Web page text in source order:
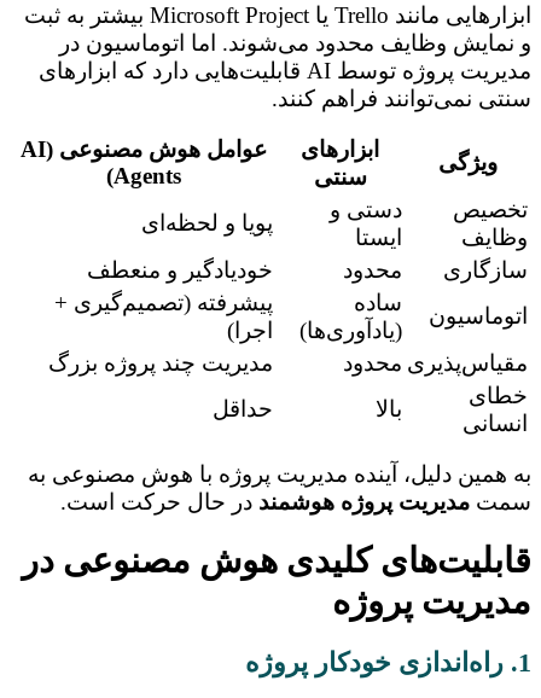
ابزارهایی مانند Trello یا Microsoft Project بیشتر به ثبت
و نمایش وظایف محدود می‌شوند. اما اتوماسیون در
مدیریت پروژه توسط AI قابلیت‌هایی دارد که ابزارهای
سنتی نمی‌توانند فراهم کنند.
ویژگی
ابزارهای
سنتی
عوامل هوش مصنوعی (AI
Agents)
تخصیص
وظایف
دستی و
ایستا
پویا و لحظه‌ای
سازگاری
محدود
خودیادگیر و منعطف
اتوماسیون
ساده
(یادآوری‌ها)
پیشرفته (تصمیم‌گیری +
اجرا)
مقیاس‌پذیری محدود
مدیریت چند پروژه بزرگ
خطای
انسانی
بالا حداقل
به همین دلیل، آینده مدیریت پروژه با هوش مصنوعی به
سمت مدیریت پروژه هوشمند در حال حرکت است.
قابلیت‌های کلیدی هوش مصنوعی در
مدیریت پروژه
1. راه‌اندازی خودکار پروژه